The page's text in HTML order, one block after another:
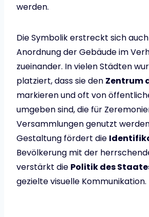
werden.
Die Symbolik erstreckt sich
Anordnung der Gebäude im
zueinander. In vielen Städten
platziert, dass sie den Zentrum
markieren und oft von
umgeben sind, die für
Versammlungen genutzt
Gestaltung fördert die
Bevölkerung mit der
verstärkt die Politik des
gezielte visuelle Kommunikation.